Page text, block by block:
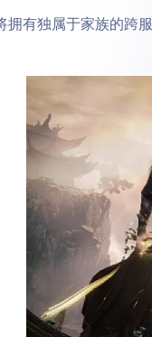
独属于家族的跨服